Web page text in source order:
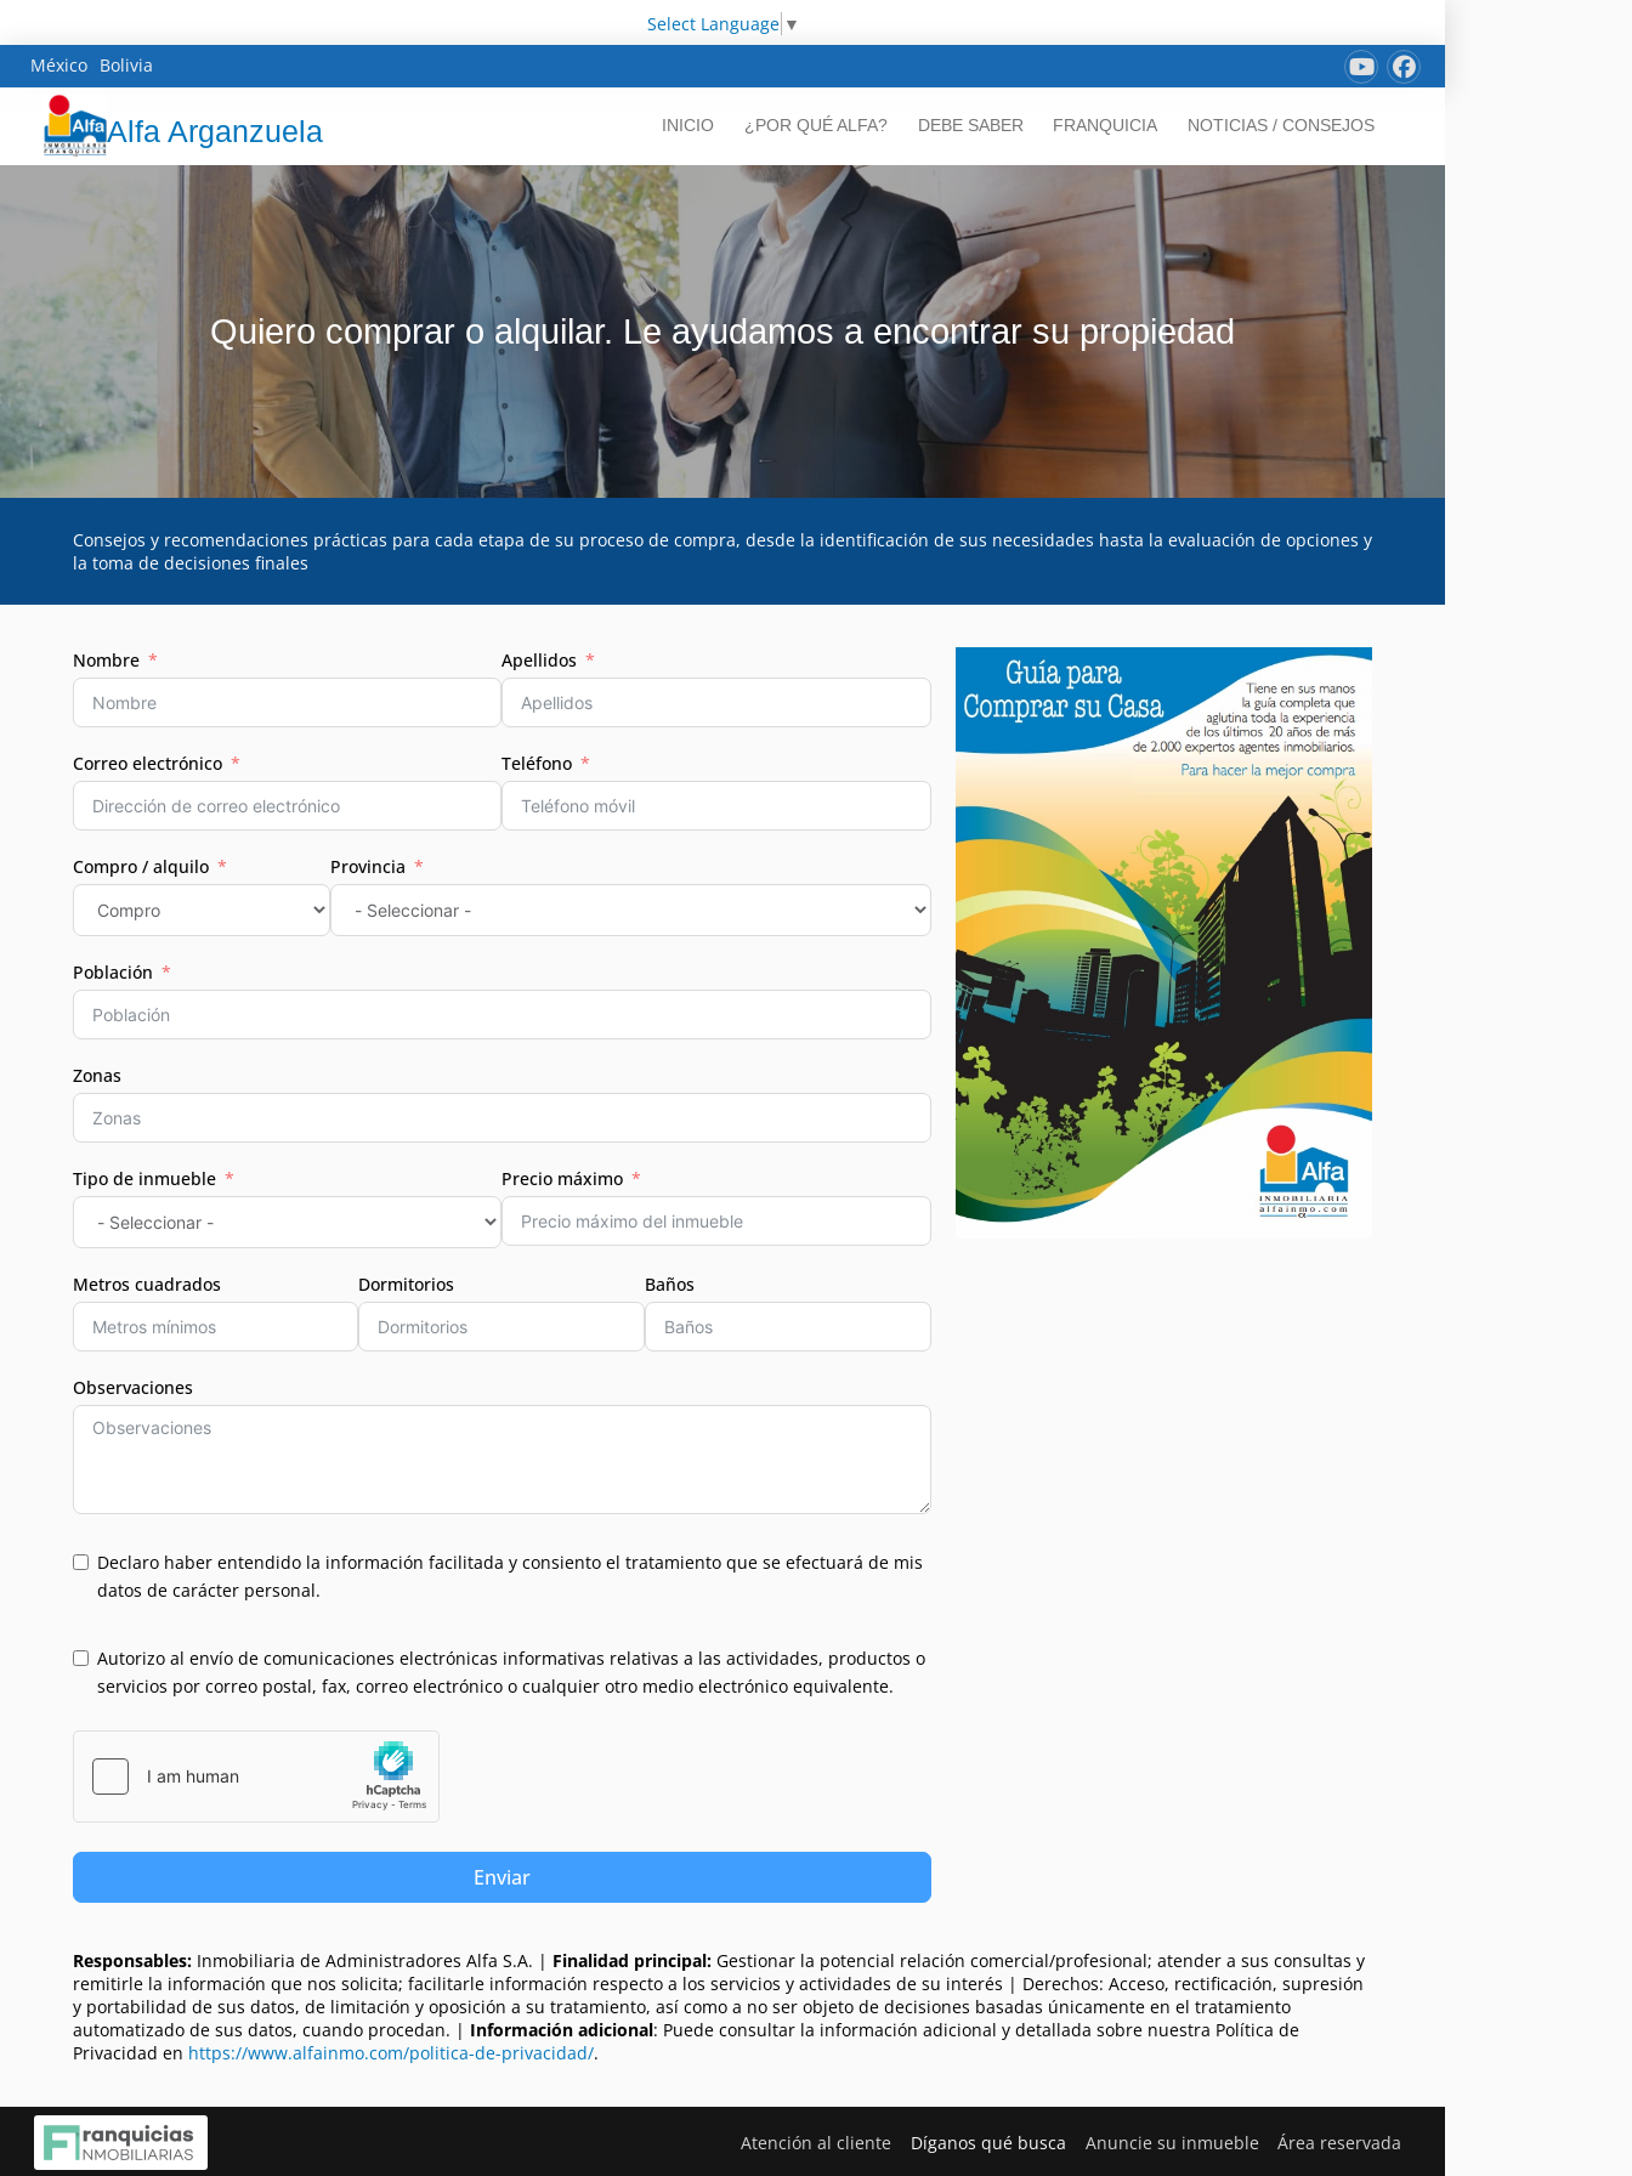
Select Language ▼
México Bolivia
Alfa Arganzuela INICIO ¿POR QUÉ ALFA? DEBE SABER FRANQUICIA NOTICIAS / CONSEJOS
Quiero comprar o alquilar. Le ayudamos a encontrar su propiedad
Consejos y recomendaciones prácticas para cada etapa de su proceso de compra, desde la identificación de sus necesidades hasta la evaluación de opciones y
la toma de decisiones finales
Nombre Apellidos
Correo electrónico Teléfono
Compro / alquilo Provincia
Población
Zonas
Tipo de inmueble Precio máximo
Metros cuadrados Dormitorios Baños
Observaciones
Declaro haber entendido la información facilitada y consiento el tratamiento que se efectuará de mis
datos de carácter personal.
Autorizo al envío de comunicaciones electrónicas informativas relativas a las actividades, productos o
servicios por correo postal, fax, correo electrónico o cualquier otro medio electrónico equivalente.
Enviar
Responsables:Inmobiliaria de Administradores Alfa S.A. | Finalidad principal:Gestionar la potencial relación comercial/profesional; atender a sus consultas y
remitirle la información que nos solicita; facilitarle información respecto a los servicios y actividades de su interés | Derechos: Acceso, rectificación, supresión
y portabilidad de sus datos, de limitación y oposición a su tratamiento, así como a no ser objeto de decisiones basadas únicamente en el tratamiento
automatizado de sus datos, cuando procedan. | Información adicional: Puede consultar la información adicional y detallada sobre nuestra Política de
Privacidad en https://www.alfainmo.com/politica-de-privacidad/.
Atención al cliente Díganos qué busca Anuncie su inmueble Área reservada